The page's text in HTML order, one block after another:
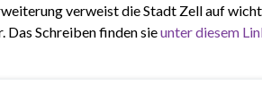
verweist die Stadt Zell auf
Das Schreiben finden sieunter diesem